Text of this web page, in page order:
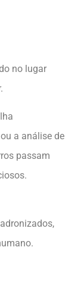
no lugar
a análise de
passam